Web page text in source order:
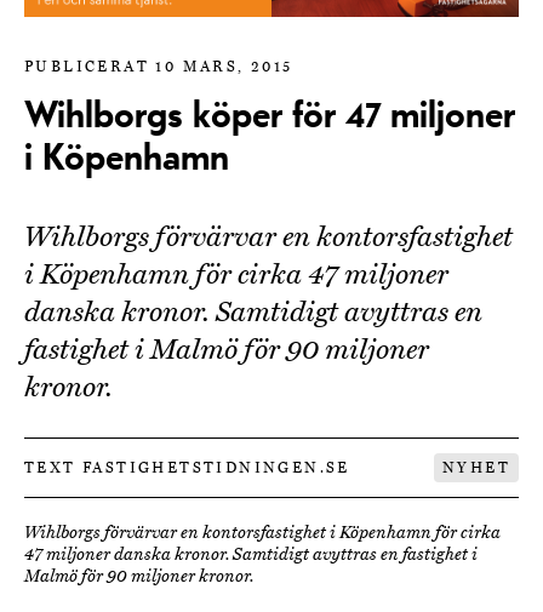
PUBLICERAT 10 MARS, 2015
Wihlborgs köper för 47 miljoner
i Köpenhamn
Wihlborgs förvärvar en kontorsfastighet
i Köpenhamn för cirka 47 miljoner
danska kronor. Samtidigt avyttras en
fastighet i Malmö för 90 miljoner
kronor.
TEXT FASTIGHETSTIDNINGEN.SE NYHET
Wihlborgs förvärvar en kontorsfastighet i Köpenhamn för cirka
47 miljoner danska kronor. Samtidigt avyttras en fastighet i
Malmö för 90 miljoner kronor.